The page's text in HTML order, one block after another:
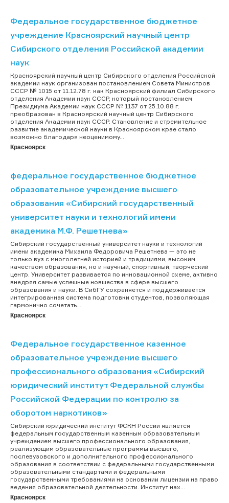
Федеральное государственное бюджетное
учреждение Красноярский научный центр
Сибирского отделения Российской академии
наук
Красноярский научный центр Сибирского отделения Российской
академии наук организован постановлением Совета Министров
СССР № 1015 от 11.12.78 г. как Красноярский филиал Сибирского
отделения Академии наук СССР, который постановлением
Президиума Академии наук СССР № 1137 от 25.10.88 г.
преобразован в Красноярский научный центр Сибирского
отделения Академии наук СССР. Становление и стремительное
развитие академической науки в Красноярском крае стало
возможно благодаря неоценимому...
Красноярск
федеральное государственное бюджетное
образовательное учреждение высшего
образования «Сибирский государственный
университет науки и технологий имени
академика М.Ф. Решетнева»
Сибирский государственный университет науки и технологий
имени академика Михаила Федоровича Решетнева — это не
только вуз с многолетней историей и традициями, высоким
качеством образования, но и научный, спортивный, творческий
центр. Университет развивается по инновационной схеме, активно
внедряя самые успешные новшества в сфере высшего
образования и науки. В СибГУ сохраняется и поддерживается
интегрированная система подготовки студентов, позволяющая
гармонично сочетать...
Красноярск
Федеральное государственное казенное
образовательное учреждение высшего
профессионального образования «Сибирский
юридический институт Федеральной службы
Российской Федерации по контролю за
оборотом наркотиков»
Сибирский юридический институт ФСКН России является
федеральным государственным казенным образовательным
учреждением высшего профессионального образования,
реализующим образовательные программы высшего,
послевузовского и дополнительного профессионального
образования в соответствии с федеральными государственными
образовательными стандартами и федеральными
государственными требованиями на основании лицензии на право
ведения образовательной деятельности. Институт нах...
Красноярск